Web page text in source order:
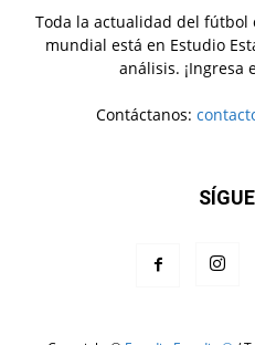
Toda la actualidad del fútbol
mundial está en Estudio
análisis. ¡Ingresa
Contáctanos: